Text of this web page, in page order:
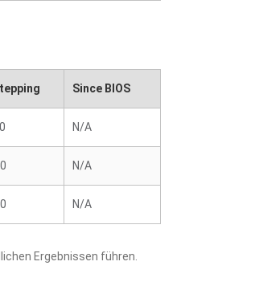
Since BIOS
N/A
N/A
N/A
Ergebnissen führen.